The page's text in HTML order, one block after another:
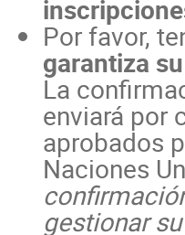
Por favor,
garantiza
La
enviará por
aprobados
Naciones
gestionar